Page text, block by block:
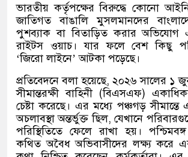
ভারতীয় কর্তৃপক্ষের বিরুদ্ধে কোনো আইনি
জাতিগত বাঙালি মুসলমানদের
পুশব্যাক বা বিতাড়িত করার অভিযোগ
রাইটস ওয়াচ। যার ফলে বেশ কিছু
‘জিরো লাইনে’আটকা পড়েছে।
প্রতিবেদনে বলা হয়েছে, ২০২৬ সালের ১
সীমান্তরক্ষী বাহিনী(বিএসএফ)
চেষ্টা করেছে। এর মধ্যে পঞ্চগড়
অচলাবস্থা অন্তর্ভুক্ত ছিল,যেখানে
পরিস্থিতিতে ফেলে রাখা হয়।
কথিত অবৈধ অভিবাসীদের লক্ষ্য করে